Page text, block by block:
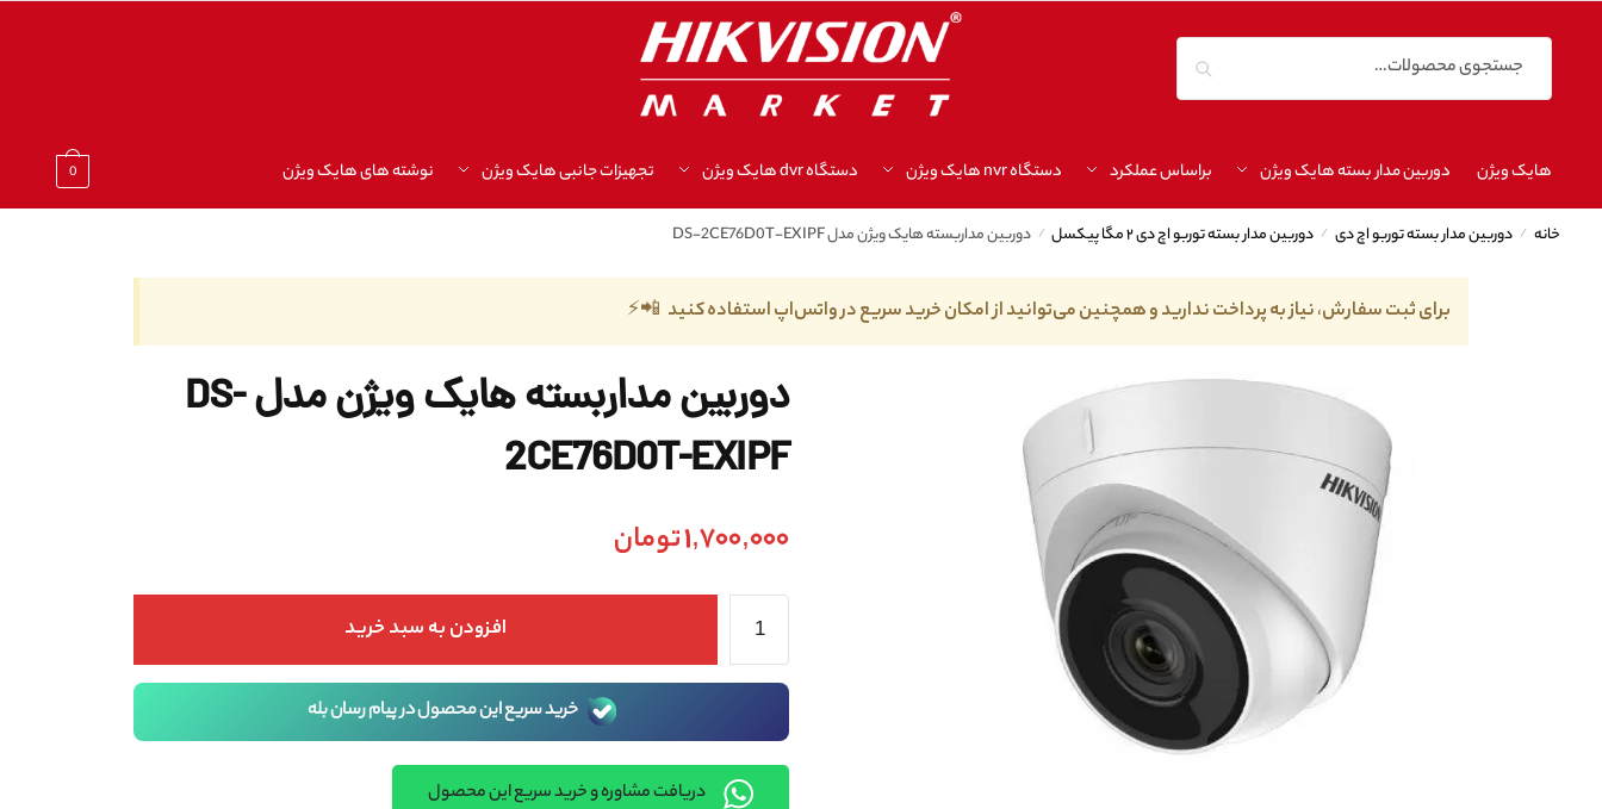
هایک ویژن دوربین مدار بسته هایک ویژن براساس عملکرد دستگاه nvr هایک ویژن دستگاه dvr هایک ویژن تجهیزات جانبی هایک ویژن نوشته های هایک ویژن 0
خانه / دوربین مدار بسته توربو اچ دی / دوربین مدار بسته توربو اچ دی ۲ مگا پیکسل / دوربین مداربسته هایک ویژن مدل DS-2CE76D0T-EXIPF
برای ثبت سفارش، نیاز به پرداخت ندارید و همچنین می‌توانید از امکان خرید سریع در واتس‌اپ استفاده کنید 📲⚡
دوربین مداربسته هایک ویژن مدل DS-
2CE76D0T-EXIPF
1,700,000تومان
افزودن به سبد خرید
خرید سریع این محصول در پیام رسان بله
دریافت مشاوره و خرید سریع این محصول